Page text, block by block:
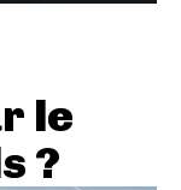
le
?